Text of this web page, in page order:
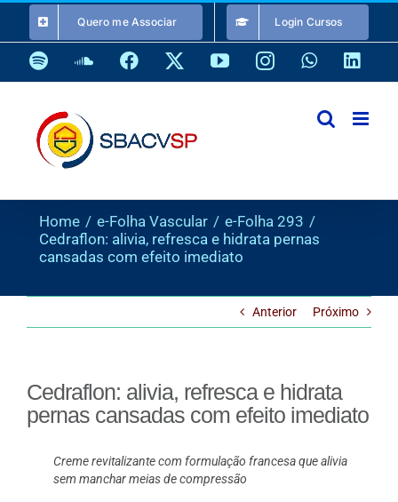
o
conteúdo
Quero me Associar Login Cursos
SpotifySoundCloud
Facebook YouTubeInstagramWhatsApp
Home e-Folha Vascular
e-Folha 293
Cedraflon: alivia, refresca e hidrata pernas
cansadas com efeito imediato
Anterior Próximo
Cedraflon: alivia, refresca e hidrata
pernas cansadas com efeito imediato
Creme revitalizante com formulação francesa que alivia
sem manchar meias de compressão